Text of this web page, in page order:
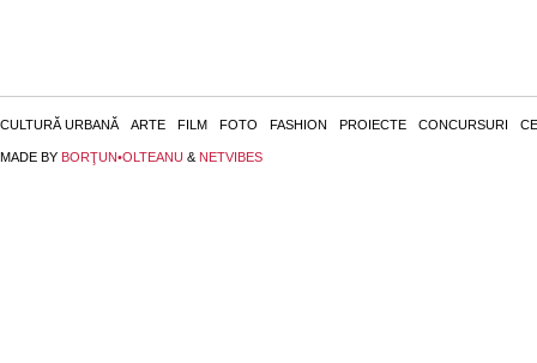
CULTURĂ URBANĂ ARTE FILM FOTO FASHION PROIECTE CONCURSURI
MADE BY BORŢUN•OLTEANU & NETVIBES